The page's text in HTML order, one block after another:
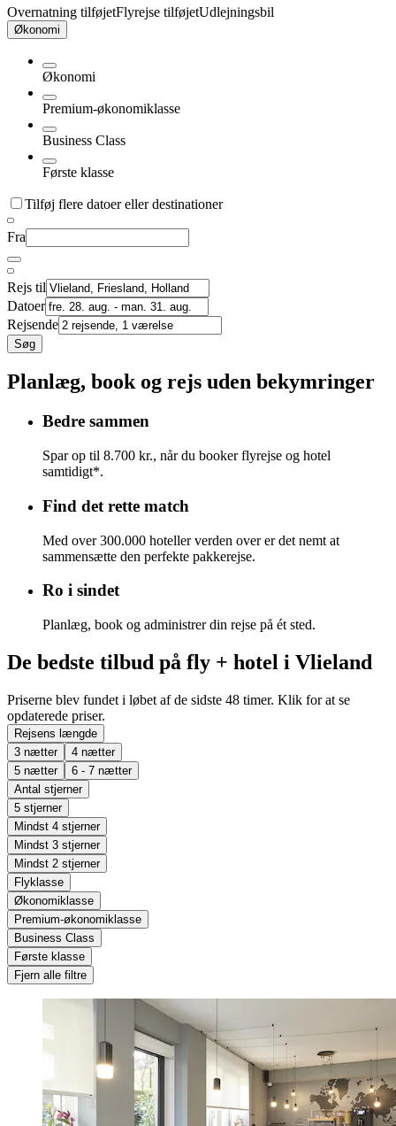
Overnatning tilføjetFlyrejse tilføjetUdlejningsbil
Økonomi
Økonomi
Premium-økonomiklasse
Business Class
Første klasse
Tilføj flere datoer eller destinationer
Fra
Rejs til
Datoer
Rejsende
Søg
Planlæg, book og rejs uden bekymringer
Bedre sammen
Spar op til 8.700 kr., når du booker flyrejse og hotel
samtidigt*.
Find det rette match
Med over 300.000 hoteller verden over er det nemt at
sammensætte den perfekte pakkerejse.
Ro i sindet
Planlæg, book og administrer din rejse på ét sted.
De bedste tilbud på fly + hotel i Vlieland
Priserne blev fundet i løbet af de sidste 48 timer. Klik for at se
opdaterede priser.
Rejsens længde
3 nætter
4 nætter
5 nætter
6 - 7 nætter
Antal stjerner
5 stjerner
Mindst 4 stjerner
Mindst 3 stjerner
Mindst 2 stjerner
Flyklasse
Økonomiklasse
Premium-økonomiklasse
Business Class
Første klasse
Fjern alle filtre